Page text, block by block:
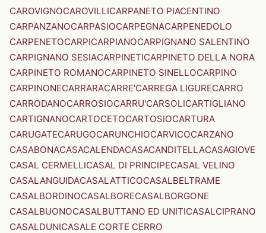
CAROVIGNOCAROVILLICARPANETO PIACENTINO
CARPANZANOCARPASIOCARPEGNACARPENEDOLO
CARPENETOCARPICARPIANOCARPIGNANO SALENTINO
CARPIGNANO SESIACARPINETICARPINETO DELLA NORA
CARPINETO ROMANOCARPINETO SINELLOCARPINO
CARPINONECARRARACARRE'CARREGA LIGURECARRO
CARRODANOCARROSIOCARRU'CARSOLICARTIGLIANO
CARTIGNANOCARTOCETOCARTOSIOCARTURA
CARUGATECARUGOCARUNCHIOCARVICOCARZANO
CASABONACASACALENDACASACANDITELLACASAGIOVE
CASAL CERMELLICASAL DI PRINCIPECASAL VELINO
CASALANGUIDACASALATTICOCASALBELTRAME
CASALBORDINOCASALBORECASALBORGONE
CASALBUONOCASALBUTTANO ED UNITICASALCIPRANO
CASALDUNICASALE CORTE CERRO